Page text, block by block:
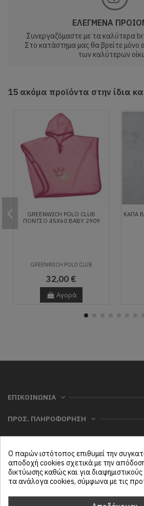
ΕΛΕΓΜΕΝΑ
Συνεργαζόμαστε με τα καλύτερα
Στο κατάστημα μας θα βρείτε
των καλύτερων
15 ακόμα προϊόντα στην ίδια
GREENWICH POLO CLUB
ΠΟΝΤΣΟ 45Χ60 ΒΑΒΥ 2909
GREENWICH POLO CLUB
32,00 €
Αγορά
ΚΆΠΑ
ΕΠΙΚΟΙΝΩΝΙΑ
ΠΡΟΣ. ΠΛΗΡΟΦΟΡΗΣΗ
ΜΕΝΟΥ
Follow us
Ο παρών ιστότοπος επιθυμεί την
αποδοχή cookies σχετικά με την
δικτύωσης καθώς και για
τα ανάλογα cookies, σύμφωνα με τις